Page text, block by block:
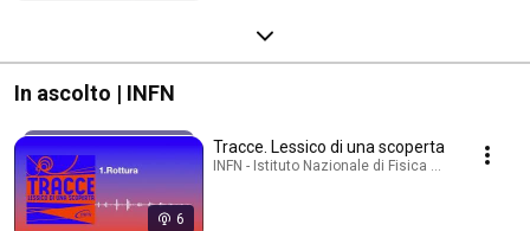
In ascolto | INFN
6
Tracce. Lessico di una scoperta
INFN - Istituto Nazionale di Fisica Nucleare ·